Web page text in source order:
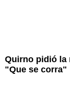
Quirno pidió la
"Que se corra"